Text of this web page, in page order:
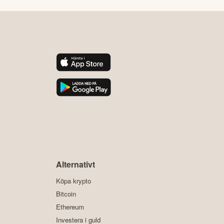
Alternativt
Köpa krypto
Bitcoin
Ethereum
Investera i guld